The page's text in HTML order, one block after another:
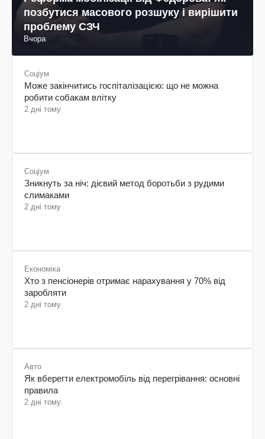
позбутися масового розшуку і вирішити
проблему СЗЧ
Вчора
Соціум
Може закінчитись госпіталізацією: що не можна
робити собакам влітку
2 дні тому
Соціум
Зникнуть за ніч: дієвий метод боротьби з рудими
слимаками
2 дні тому
Економіка
Хто з пенсіонерів отримає нарахування у 70% від
заробляти
2 дні тому
Авто
Як вберегти електромобіль від перегрівання: основні
правила
2 дні тому